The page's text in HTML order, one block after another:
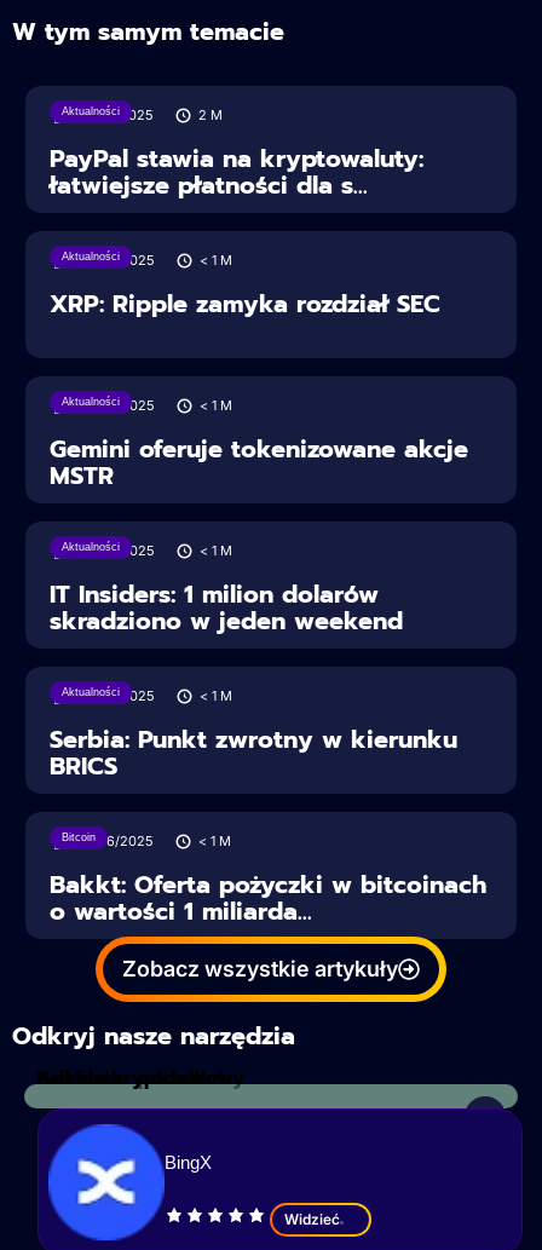
W tym samym temacie
Aktualności
30/07/2025 2 M
PayPal stawia na kryptowaluty:
łatwiejsze płatności dla s...
Aktualności
28/06/2025 < 1 M
XRP: Ripple zamyka rozdział SEC
Aktualności
28/06/2025 < 1 M
Gemini oferuje tokenizowane akcje
MSTR
Aktualności
28/06/2025 < 1 M
IT Insiders: 1 milion dolarów
skradziono w jeden weekend
Aktualności
28/06/2025 < 1 M
Serbia: Punkt zwrotny w kierunku
BRICS
Bitcoin
27/06/2025 < 1 M
Bakkt: Oferta pożyczki w bitcoinach
o wartości 1 miliarda...
Zobacz wszystkie artykuły
Odkryj nasze narzędzia
Kalkulator podatkowy
Analiza kryptowalut
BingX
Widzieć